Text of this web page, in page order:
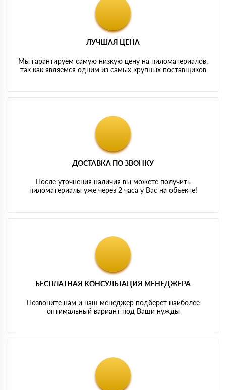
ЛУЧШАЯ ЦЕНА
Мы гарантируем самую низкую цену на пиломатериалов,
так как являемся одним из самых крупных поставщиков
ДОСТАВКА ПО ЗВОНКУ
После уточнения наличия вы можете получить
пиломатериалы уже через 2 часа у Вас на объекте!
БЕСПЛАТНАЯ КОНСУЛЬТАЦИЯ МЕНЕДЖЕРА
Позвоните нам и наш менеджер подберет наиболее
оптимальный вариант под Ваши нужды